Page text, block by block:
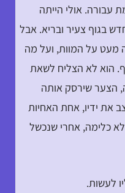
עבורה. אולי הייתה
בגוף צעיר ובריא. אבל
מעט על המוות, ועל מה
הוא לא הצליח לשאת
הצער שירסק אותה
את ידיו, אחת האחיות
כלימה, אחרי שנכשל
לעשות.